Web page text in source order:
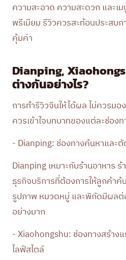
ความสะอาด ความสะดวก และเ
พรีเมียม รีวิวควรสะท้อนประสบ
คุ้มค่า
Dianping,
ต่างกันอย่างไร?
การทำรีวิวจีนให้ได้ผล ไม่ควรม
ควรเข้าใจบทบาทของแต่ละช่องท
- Dianping: ช่องทางค้นหาและตั
Dianping เหมาะกับร้านอาหาร
ธุรกิจบริการที่ต้องการให้ลูกค้าค้
รูปภาพ หมวดหมู่ และพิกัดมีผลต่
อย่างมาก
- Xiaohongshu: ช่องทางสร้าง
ไลฟ์สไตล์